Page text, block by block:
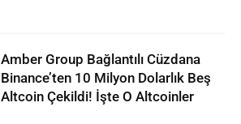
Amber Group Bağlantılı Cüzdana
Binance’ten 10 Milyon Dolarlık Beş
Altcoin Çekildi! İşte O Altcoinler